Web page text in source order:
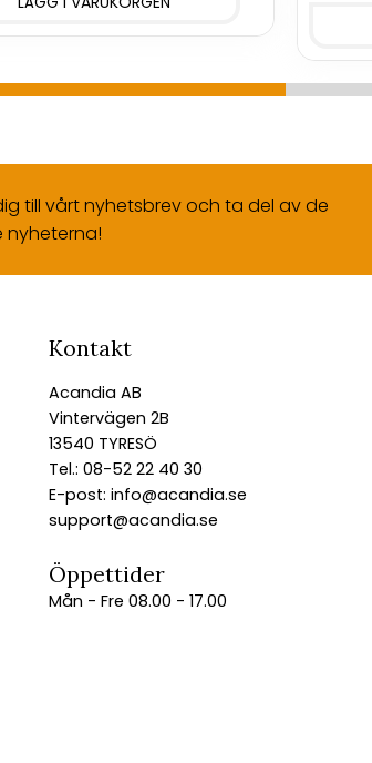
till vårt nyhetsbrev och ta del av de
nyheterna!
Kontakt
Acandia AB
Vintervägen 2B
13540 TYRESÖ
Tel.: 08-52 22 40 30
E-post: info@acandia.se
support@acandia.se
Öppettider
Mån - Fre 08.00 - 17.00